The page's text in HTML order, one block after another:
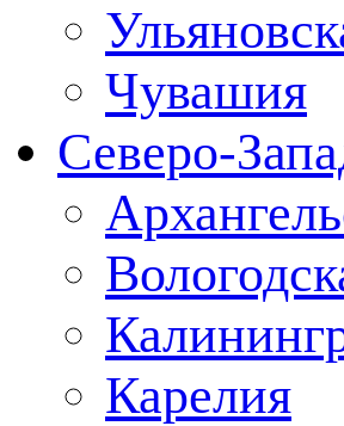
Чувашия
Северо-
Карелия